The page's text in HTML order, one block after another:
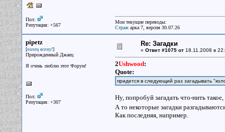
Пол:
Репутация: +567
Мои текущие переводы:
Стражарка 7, версия 30.07.26
pipetz
[пипец всему!]
Прирожденный Джаец
Я очень люблю этот Форум!
Пол:
Репутация: +307
Re: Загадки
« Ответ #1075 от18.11.2008 в
2Ushwood:
Quote:
придется в следующий раз загадывать
Ну, попробуй загадать что-нить
А то некоторые загадки
Как последняя, например.